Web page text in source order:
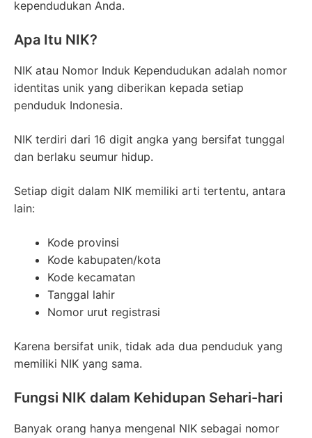
kependudukan Anda.
Apa Itu NIK?
NIK atau Nomor Induk Kependudukan adalah nomor
identitas unik yang diberikan kepada setiap
penduduk Indonesia.
NIK terdiri dari 16 digit angka yang bersifat tunggal
dan berlaku seumur hidup.
Setiap digit dalam NIK memiliki arti tertentu, antara
lain:
Kode provinsi
Kode kabupaten/kota
Kode kecamatan
Tanggal lahir
Nomor urut registrasi
Karena bersifat unik, tidak ada dua penduduk yang
memiliki NIK yang sama.
Fungsi NIK dalam Kehidupan Sehari-hari
Banyak orang hanya mengenal NIK sebagai nomor